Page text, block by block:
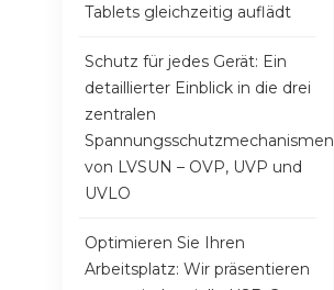
Tablets gleichzeitig auflädt
Schutz für jedes Gerät: Ein
detaillierter Einblick in die drei
zentralen
Spannungsschutzmechanismen
von LVSUN – OVP, UVP und
UVLO
Optimieren Sie Ihren
Arbeitsplatz: Wir präsentieren